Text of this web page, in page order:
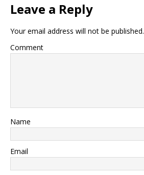
Leave a Reply
Your email address will not be published.
Comment
Name
Email